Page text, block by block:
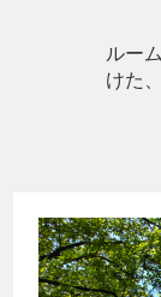
ルー
けた